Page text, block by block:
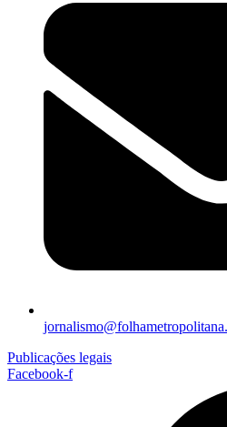
Publicações legais
Facebook-f